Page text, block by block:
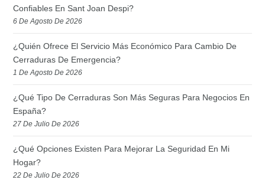
Confiables En Sant Joan Despi?
6 De Agosto De 2026
¿Quién Ofrece El Servicio Más Económico Para Cambio De
Cerraduras De Emergencia?
1 De Agosto De 2026
¿Qué Tipo De Cerraduras Son Más Seguras Para Negocios En
España?
27 De Julio De 2026
¿Qué Opciones Existen Para Mejorar La Seguridad En Mi
Hogar?
22 De Julio De 2026